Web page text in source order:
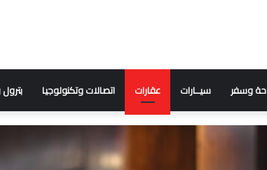
وسفر سيــارات عقارات اتصالات وتكنولوجيا